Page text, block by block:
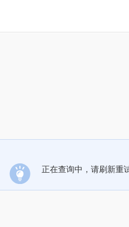
正在查询中，请刷新重